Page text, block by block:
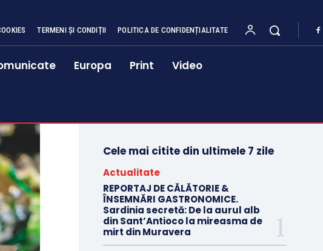
TERMENI ȘI CONDIȚII POLITICA DE CONFIDENȚIALITATE
Europa Print Video
Cele mai citite din ultimele 7 zile
Actualitate
REPORTAJ DE CĂLĂTORIE &
ÎNSEMNĂRI GASTRONOMICE.
Sardinia secretă: De la aurul alb
din Sant’Antioco la mireasma de
mirt din Muravera